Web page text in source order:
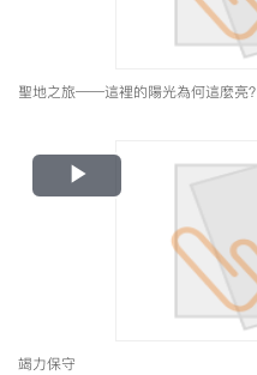
聖地之旅——這裡的陽光為何這麼亮？
Play
Video
竭力保守